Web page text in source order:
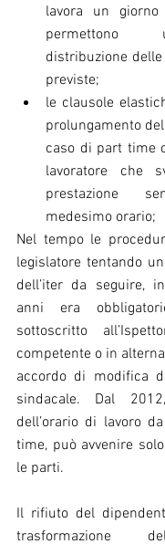
lavora un
permettono
distribuzione
previste;
le clausole
prolungamento
caso di part time
lavoratore che
prestazione
medesimo orario;
Nel tempo le
legislatore tentando
dell’iter da seguire,
anni era
sottoscritto
competente o in
accordo di modifica
sindacale. Dal
dell’orario di lavoro
time, può avvenire
le parti.
Il rifiuto del
trasformazione